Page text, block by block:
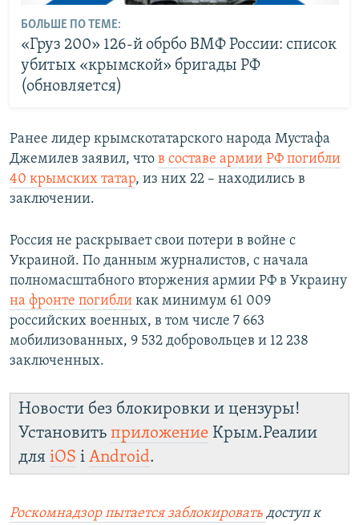
БОЛЬШЕ ПО ТЕМЕ:
«‎Груз 200» 126-й обрбо ВМФ России: список
убитых «‎крымской» бригады РФ
(обновляется)
Ранее лидер крымскотатарского народа Мустафа
Джемилев заявил, что в составе армии РФ погибли
40 крымских татар, из них 22 – находились в
заключении.
Россия не раскрывает свои потери в войне с
Украиной. По данным журналистов, с начала
полномасштабного вторжения армии РФ в Украину
на фронте погибли как минимум 61 009
российских военных, в том числе 7 663
мобилизованных, 9 532 добровольцев и 12 238
заключенных.
Новости без блокировки и цензуры!
Установить приложение Крым.Реалии
для iOS і Android.
Роскомнадзор пытается заблокировать доступ к